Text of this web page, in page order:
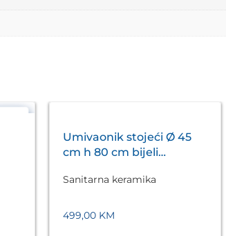
Umivaonik stojeći Ø 45
cm h 80 cm bijeli
Sanitarna keramika
499,00 KM